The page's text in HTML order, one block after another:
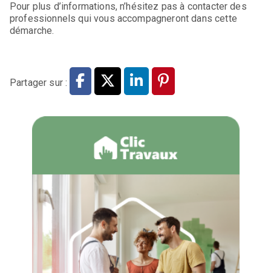
Pour plus d’informations, n’hésitez pas à contacter des
professionnels qui vous accompagneront dans cette
démarche.
Partager sur :